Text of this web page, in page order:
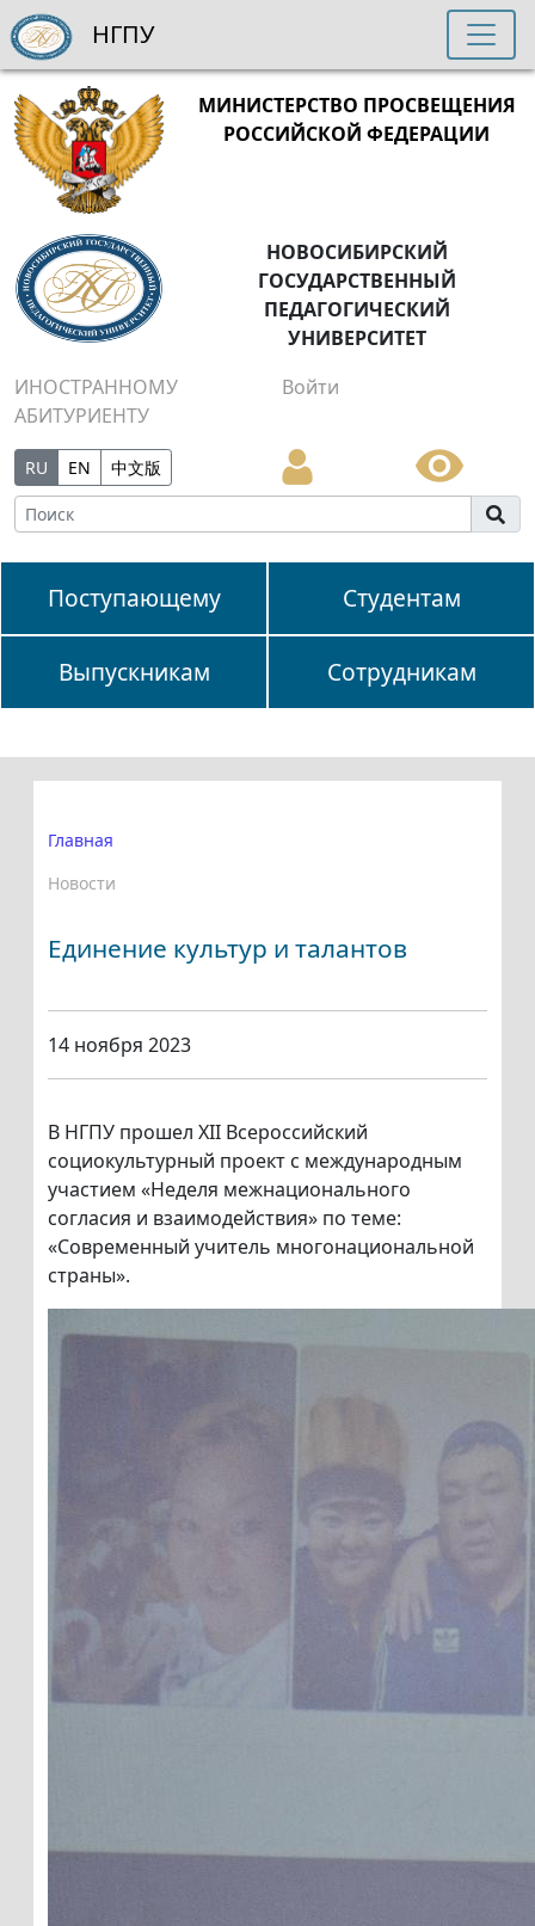
МИНИСТЕРСТВО ПРОСВЕЩЕНИЯ
РОССИЙСКОЙ ФЕДЕРАЦИИ
НОВОСИБИРСКИЙ
ГОСУДАРСТВЕННЫЙ
ПЕДАГОГИЧЕСКИЙ
УНИВЕРСИТЕТ
ИНОСТРАННОМУ
АБИТУРИЕНТУ
Войти
RU EN 中文版
Поступающему Студентам
Выпускникам Сотрудникам
НГПУ
Главная
Новости
Единение культур и талантов
14 ноября 2023
В НГПУ прошел XII Всероссийский
социокультурный проект с международным
участием «Неделя межнационального
согласия и взаимодействия» по теме:
«Современный учитель многонациональной
страны».